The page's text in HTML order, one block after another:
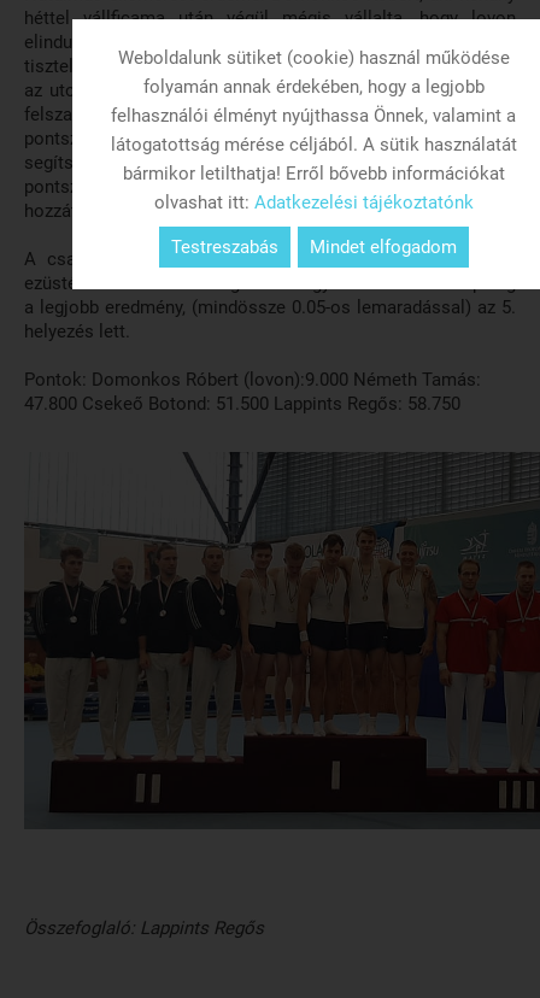
héttel vállficama után végül mégis vállalta, hogy lovon
elindul, és pontszámával segíti a csapatot. Szintén kijár a
tisztelet a legújabb csapattagunknak, Németh Tamásnak, aki
az utolsó pillanatig elszántan edzett, végül már több helyen
felszakadt tenyérrel azért, hogy első versenyén minél jobb
pontszámot érhessen el, ami végül sikerült is. Nagy
segítséget jelentettek a visszaversenyző, Csekeő Botond
pontszámai és rutinja is, aki mind a hat szeren sokat tudott
hozzátenni az elért helyezésünkhöz.
A csapatbajnokságban végül 159.650-es pontszámmal az
ezüstérmet szerezték meg a fiúk. Egyéni összetettben pedig
a legjobb eredmény, (mindössze 0.05-os lemaradással) az 5.
helyezés lett.
Pontok: Domonkos Róbert (lovon):9.000 Németh Tamás:
47.800 Csekeő Botond: 51.500 Lappints Regős: 58.750
Összefoglaló: Lappints Regős
Mindet elfogadom
Testreszabás
Weboldalunk sütiket (cookie) használ működése
folyamán annak érdekében, hogy a legjobb
felhasználói élményt nyújthassa Önnek, valamint a
látogatottság mérése céljából. A sütik használatát
bármikor letilthatja! Erről bővebb információkat
olvashat itt: Adatkezelési tájékoztatónk